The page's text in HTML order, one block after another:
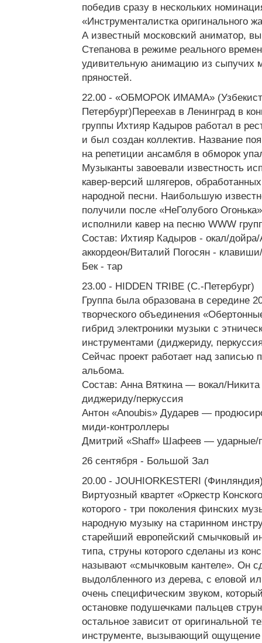
победив сразу в нескольких
«Инструменталистка оригинального
А известный московский аниматор,
Степанова в режиме реального
удивительную анимацию из сыпучих
пряностей.
22.00 - «ОБМОРОК ИМАМА»
Петербург)Переехав в Ленинград в
группы Ихтияр Кадыров работал в
и был создан коллектив. Название
на репетиции ансамбля в обморок
Музыканты завоевали известность
кавер-версий шлягеров,
народной песни. Наибольшую
получили после «НеГолубого
исполнили кавер на песню WWW
Состав: Ихтияр Кадыров - окал/дойра/
аккордеон/Виталий Погосян -
Бек - тар
23.00 - HIDDEN TRIBE (C.-Петербург)
Группа была образована в середине
творческого объединения
гибрид электроники музыки с
инструментами (диджериду,
Сейчас проект работает над записью
альбома.
Состав: Анна Вяткина — вокал/
диджериду/перкуссия
Антон «Anoubis» Дударев —
миди-контроллеры
Дмитрий «Shaff» Шафеев — ударные/
26 сентября - Большой Зал
20.00 - JOUHIORKESTERI
Виртуозный квартет «Оркестр
которого - три поколения финских
народную музыку на старинном
старейший европейский смычковый
типа, струны которого сделаны из
называют «смычковым кантеле». Он
выдолбленного из дерева, с еловой
очень специфическим звуком,
остановке подушечками пальцев
остальное зависит от оригинальной
инструменте, вызывающий ощущение